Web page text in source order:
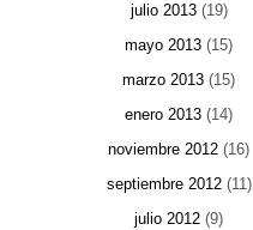
julio 2013(19)
mayo 2013 (15)
marzo 2013 (15)
enero 2013 (14)
noviembre 2012 (16)
septiembre 2012(11)
julio 2012 (9)